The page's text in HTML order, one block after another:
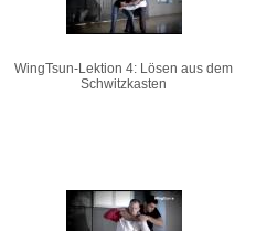
WingTsun-Lektion 4: Lösen aus dem
Schwitzkasten